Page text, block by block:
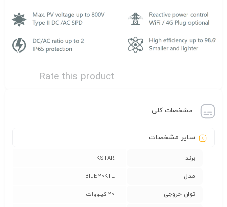
Rate this product
مشخصات کلی
سایر مشخصات
برند KSTAR
مدل BluE-20KTL
توان خروجی 20 کیلووات